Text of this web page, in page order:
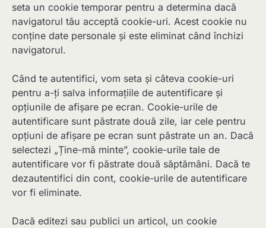
seta un cookie temporar pentru a determina dacă
navigatorul tău acceptă cookie-uri. Acest cookie nu
conține date personale și este eliminat când închizi
navigatorul.
Când te autentifici, vom seta și câteva cookie-uri
pentru a-ți salva informațiile de autentificare și
opțiunile de afișare pe ecran. Cookie-urile de
autentificare sunt păstrate două zile, iar cele pentru
opțiuni de afișare pe ecran sunt păstrate un an. Dacă
selectezi „Ține-mă minte”, cookie-urile tale de
autentificare vor fi păstrate două săptămâni. Dacă te
dezautentifici din cont, cookie-urile de autentificare
vor fi eliminate.
Dacă editezi sau publici un articol, un cookie